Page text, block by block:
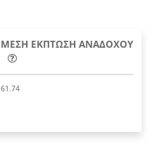
ΜΕΣΗ ΕΚΠΤΩΣΗ ΑΝΑΔΟΧΟΥ
61.74